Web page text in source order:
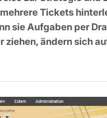
Tickets
sie Aufgaben per
ziehen, ändern sich